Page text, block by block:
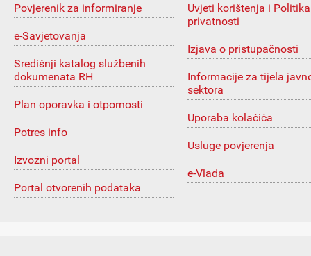
Povjerenik za informiranje
e-Savjetovanja
Središnji katalog službenih
dokumenata RH
Plan oporavka i otpornosti
Potres info
Izvozni portal
Portal otvorenih podataka
Uvjeti korištenja i Politika
privatnosti
Izjava o pristupačnosti
Informacije za tijela
sektora
Uporaba kolačića
Usluge povjerenja
e-Vlada